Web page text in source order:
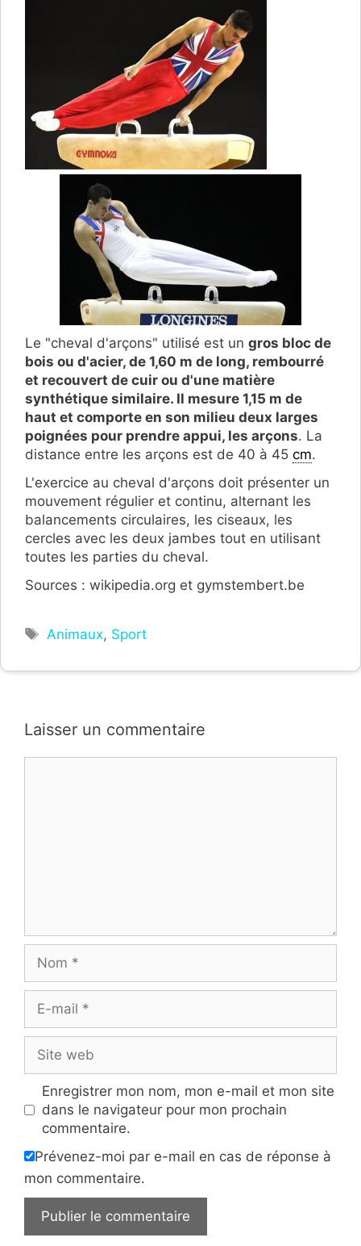
Le "cheval d'arçons" utilisé est un gros bloc de
bois ou d'acier, de 1,60 m de long, rembourré
et recouvert de cuir ou d'une matière
synthétique similaire. Il mesure 1,15 m de
haut et comporte en son milieu deux larges
poignées pour prendre appui, les arçons. La
distance entre les arçons est de 40 à 45 cm.
L'exercice au cheval d'arçons doit présenter un
mouvement régulier et continu, alternant les
balancements circulaires, les ciseaux, les
cercles avec les deux jambes tout en utilisant
toutes les parties du cheval.
Sources : wikipedia.org et gymstembert.be
Étiquettes
Animaux, Sport
Laisser un commentaire
mail
web
Enregistrer mon nom, mon e-mail et mon site
dans le navigateur pour mon prochain
commentaire.
Prévenez-moi par e-mail en cas de réponse à
mon commentaire.